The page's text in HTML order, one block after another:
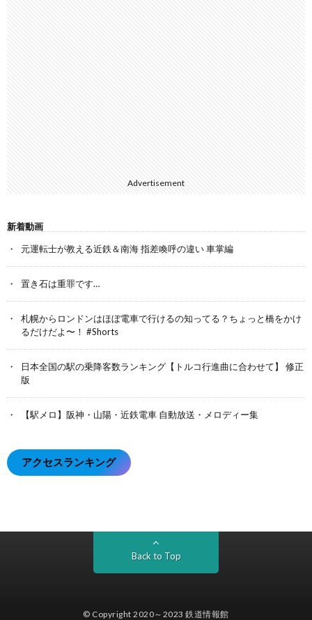
Advertisement
新着動画
元運転士が教える近鉄＆南海 指差喚呼の違い 車掌編
置き石は重罪です…
札幌からロンドンはほぼ電車で行けるの知ってる？ちょっと橋をかけ
るだけだよ〜！ #Shorts
日本全国の駅の乗降客数ランキング【トルコ行進曲に合わせて】 修正
版
【駅メロ】阪神・山陽・近鉄電車 自動放送・メロディー集
アクセスランキング
Back to Top
© Copyright 2020～2023鉄道情報館